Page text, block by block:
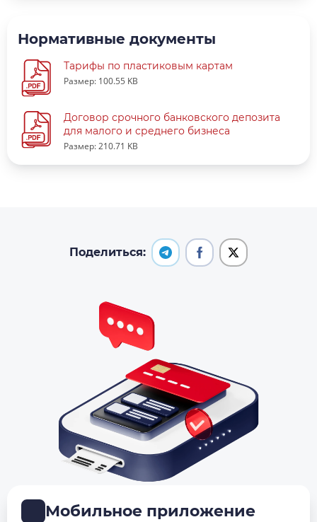
Нормативные документы
Тарифы по пластиковым картам
Размер: 100.55 KB
Договор срочного банковского депозита
для малого и среднего бизнеса
Размер: 210.71 KB
Поделиться:
Мобильное приложение